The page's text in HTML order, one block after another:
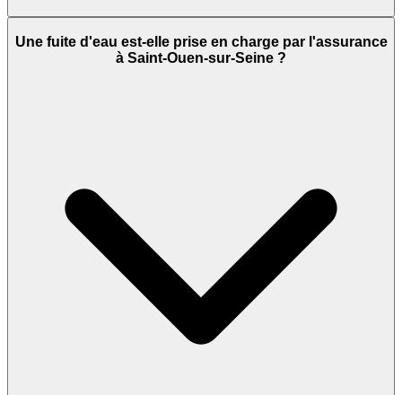
Une fuite d'eau est-elle prise en charge par l'assurance
à Saint-Ouen-sur-Seine ?